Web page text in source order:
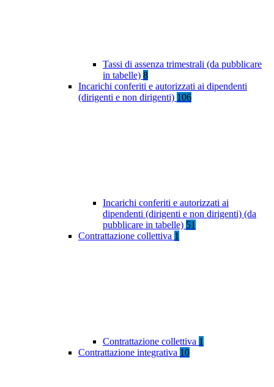
Tassi di assenza trimestrali (da pubblicare
in tabelle) 8
Incarichi conferiti e autorizzati ai dipendenti
(dirigenti e non dirigenti) 106
Incarichi conferiti e autorizzati ai
dipendenti (dirigenti e non dirigenti) (da
pubblicare in tabelle) 51
Contrattazione collettiva 1
Contrattazione collettiva 1
Contrattazione integrativa 10